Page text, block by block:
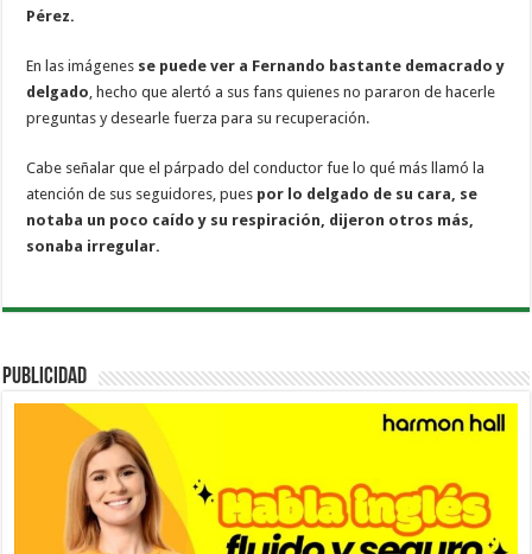
Pérez.
En las imágenes se puede ver a Fernando bastante demacrado y
delgado, hecho que alertó a sus fans quienes no pararon de hacerle
preguntas y desearle fuerza para su recuperación.
Cabe señalar que el párpado del conductor fue lo qué más llamó la
atención de sus seguidores, pues por lo delgado de su cara, se
notaba un poco caído y su respiración, dijeron otros más,
sonaba irregular.
PUBLICIDAD